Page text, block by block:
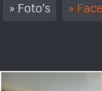
Foto's